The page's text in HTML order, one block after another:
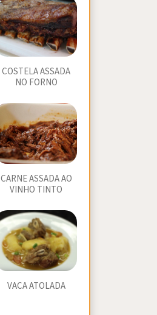
COSTELA ASSADA
NO FORNO
CARNE ASSADA AO
VINHO TINTO
VACA ATOLADA